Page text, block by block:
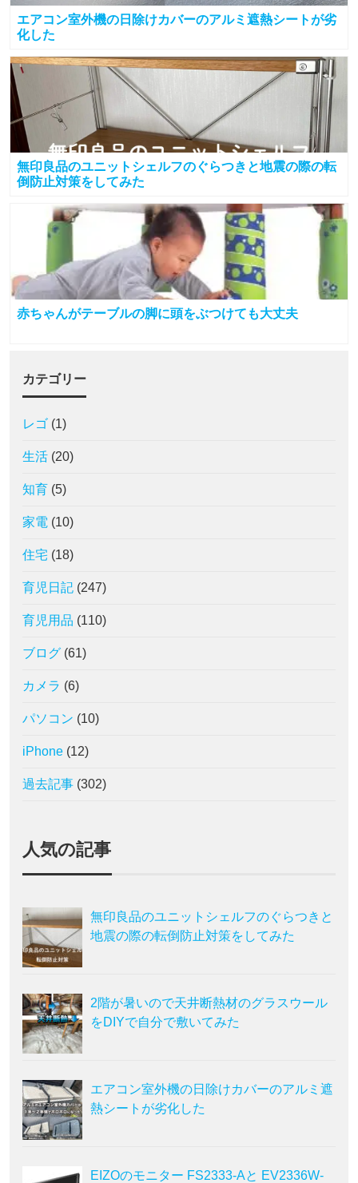
エアコン室外機の日除けカバーのアルミ遮熱シートが劣
化した
無印良品のユニットシェルフのぐらつきと地震の際の転
倒防止対策をしてみた
赤ちゃんがテーブルの脚に頭をぶつけても大丈夫
カテゴリー
レゴ (1)
生活 (20)
知育 (5)
家電 (10)
住宅 (18)
育児日記 (247)
育児用品 (110)
ブログ (61)
カメラ (6)
パソコン (10)
iPhone (12)
過去記事 (302)
人気の記事
無印良品のユニットシェルフのぐらつきと
地震の際の転倒防止対策をしてみた
2階が暑いので天井断熱材のグラスウール
をDIYで自分で敷いてみた
エアコン室外機の日除けカバーのアルミ遮
熱シートが劣化した
EIZOのモニター FS2333-Aと EV2336W-